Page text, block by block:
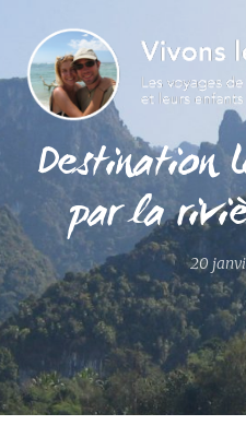
Destination
par la
20